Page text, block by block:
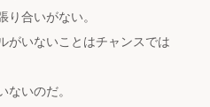
り合いがない。
がいないことはチャンスでは
ないのだ。